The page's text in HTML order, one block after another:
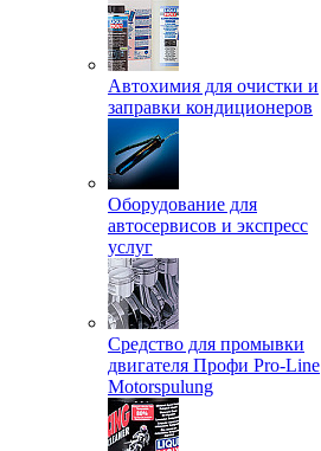
Автохимия для очистки и
заправки кондиционеров
Оборудование для
автосервисов и экспресс
услуг
Средство для промывки
двигателя Профи Pro-Line
Motorspulung